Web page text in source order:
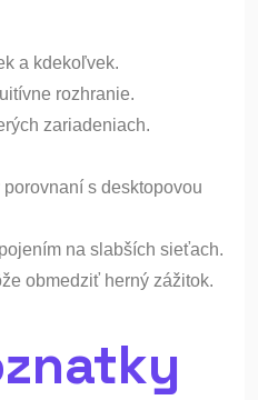
a kdekoľvek.
rozhranie.
zariadeniach.
s desktopovou
na slabších sieťach.
obmedziť herný zážitok.